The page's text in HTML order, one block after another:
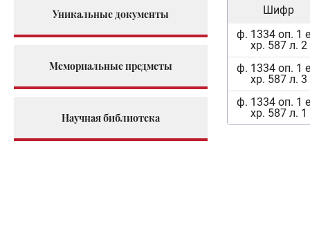
Уникальные документы
Мемориальные предметы
Научная библиотека
Шифр
ф. 1334 оп. 1
хр. 587 л. 2
ф. 1334 оп. 1
хр. 587 л. 3
ф. 1334 оп. 1
хр. 587 л. 1